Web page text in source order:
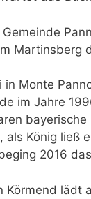
Monte
im Jahre
König ließ
2016
lädt